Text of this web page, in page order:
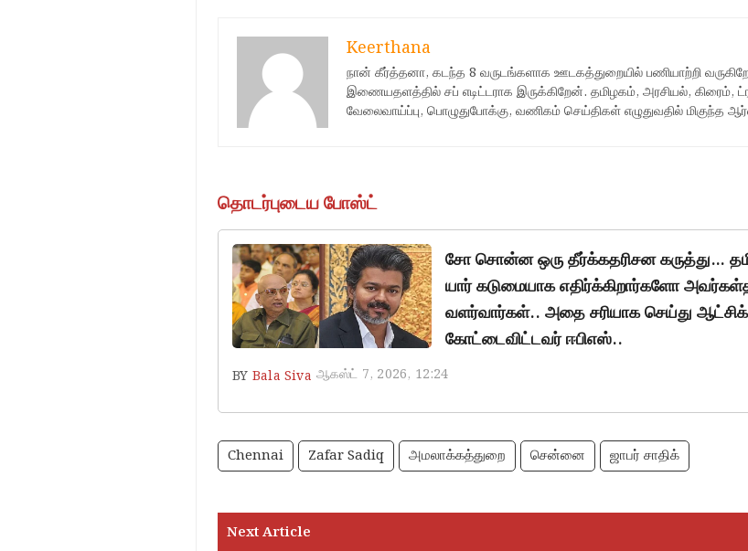
Keerthana
நான் கீர்த்தனா, கடந்த 8 வருடங்களாக ஊடகத்துறையில் பணியாற்றி
இணையதளத்தில் சப் எடிட்டராக இருக்கிறேன். தமிழகம், அரசியல், கிரைம்,
வேலைவாய்ப்பு, பொழுதுபோக்கு, வணிகம் செய்திகள் எழுதுவதில் மிகுந்த
தொடர்புடைய போஸ்ட்
சோ சொன்ன ஒரு தீர்க்கதரிசன கருத்து…
யார் கடுமையாக எதிர்க்கிறார்களோ
வளர்வார்கள்.. அதை சரியாக செய்து
கோட்டைவிட்டவர் ஈபிஎஸ்..
BY Bala Siva ஆகஸ்ட் 7, 2026, 12:24
Chennai Zafar Sadiq அமலாக்கத்துறை சென்னை ஜாபர் சாதிக்